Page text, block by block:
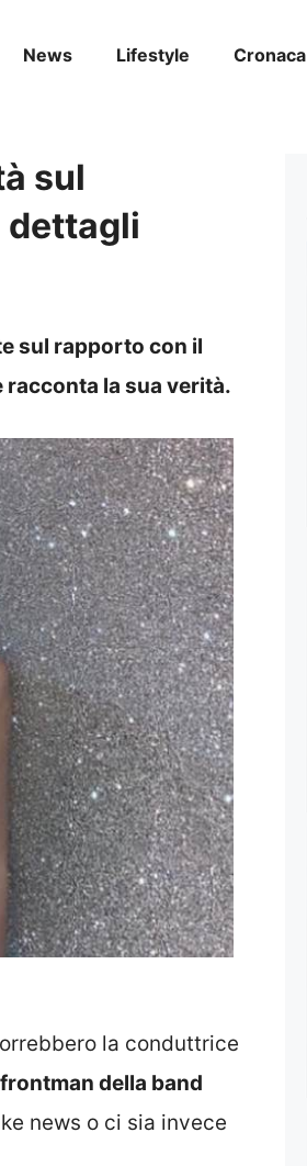
News Lifestyle Cronaca
sul
dettagli
sul rapporto con il
la sua verità.
la conduttrice
frontman della band
news o ci sia invece